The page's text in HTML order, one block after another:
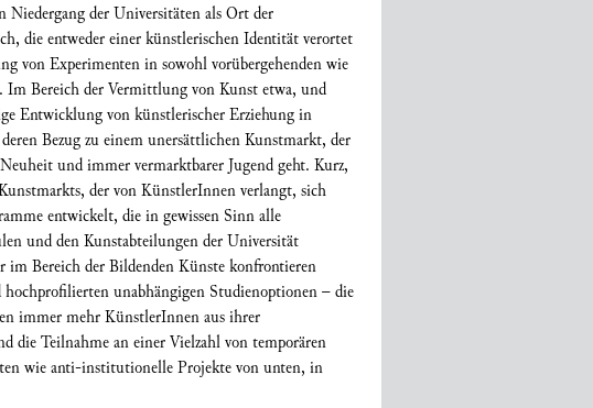
der Universitäten als Ort der
die entweder einer künstlerischen Identität verortet
von Experimenten in sowohl vorübergehenden wie
Bereich der Vermittlung von Kunst etwa, und
Entwicklung von künstlerischer Erziehung in
Bezug zu einem unersättlichen Kunstmarkt, der
und immer vermarktbarer Jugend geht. Kurz,
der von KünstlerInnen verlangt, sich
entwickelt, die in gewissen Sinn alle
und den Kunstabteilungen der Universität
Bereich der Bildenden Künste konfrontieren
unabhängigen Studienoptionen – die
immer mehr KünstlerInnen aus ihrer
die Teilnahme an einer Vielzahl von temporären
wie anti-institutionelle Projekte von unten, in